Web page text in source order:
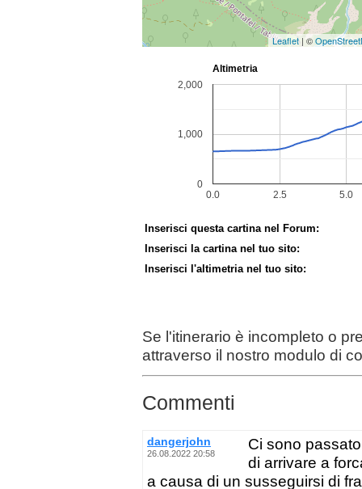
Leaflet | ©
Inserisci questa cartina nel Forum:
Inserisci la cartina nel tuo sito:
Inserisci l'altimetria nel tuo sito:
Se l'itinerario è incompleto o
attraverso il nostro modulo di
Commenti
dangerjohn
26.08.2022 20:58
Ci sono
di arrivare a
a causa di un susseguirsi di